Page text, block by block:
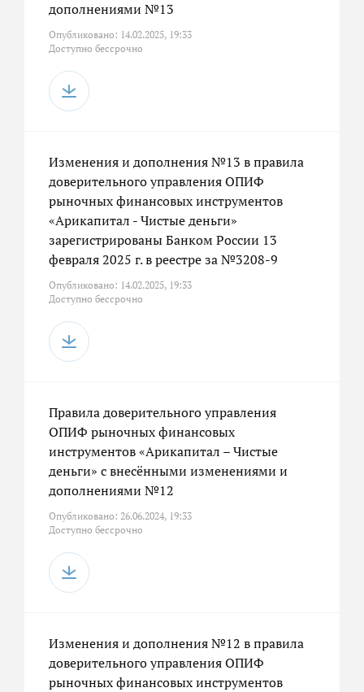
дополнениями №13
Опубликовано: 14.02.2025, 19:33
Доступно бессрочно
Изменения и дополнения №13 в правила
доверительного управления ОПИФ
рыночных финансовых инструментов
«Арикапитал - Чистые деньги»
зарегистрированы Банком России 13
февраля 2025 г. в реестре за №3208-9
Опубликовано: 14.02.2025, 19:33
Доступно бессрочно
Правила доверительного управления
ОПИФ рыночных финансовых
инструментов «Арикапитал – Чистые
деньги» с внесёнными изменениями и
дополнениями №12
Опубликовано: 26.06.2024, 19:33
Доступно бессрочно
Изменения и дополнения №12 в правила
доверительного управления ОПИФ
рыночных финансовых инструментов